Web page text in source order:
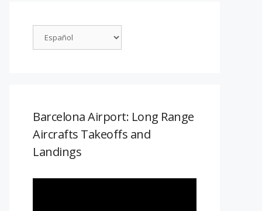
Barcelona Airport: Long Range
Aircrafts Takeoffs and
Landings